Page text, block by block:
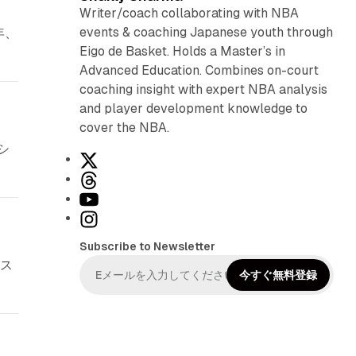
Writer/coach collaborating with NBA
events & coaching Japanese youth through
Eigo de Basket. Holds a Master’s in
Advanced Education. Combines on-court
coaching insight with expert NBA analysis
and player development knowledge to
cover the NBA.
h
r
a
d
Y
o
T
u
I
t
Subscribe to Newsletter
今すぐ無料登録